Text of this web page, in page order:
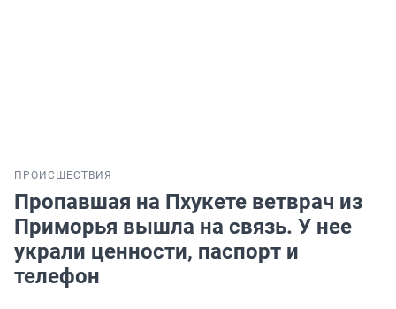
ПРОИСШЕСТВИЯ
Пропавшая на Пхукете ветврач из
Приморья вышла на связь. У нее
украли ценности, паспорт и
телефон